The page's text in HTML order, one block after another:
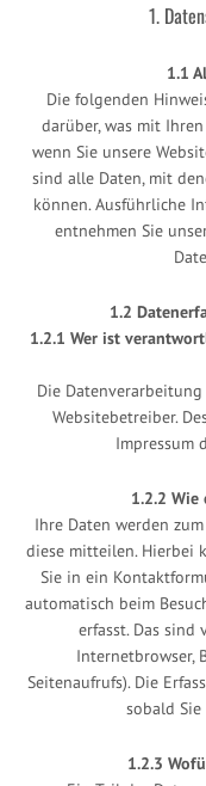
1.
1.1
Die folgenden
darüber, was mit
wenn Sie unsere
sind alle Daten, mit
können. Ausführliche
entnehmen Sie
1.2
1.2.1 Wer ist
Die
Websitebetreiber.
Impressum
1.2.2 Wie
Ihre Daten werden
diese mitteilen. Hierbei
Sie in ein
automatisch beim
erfasst. Das sind
Internetbrowser,
Seitenaufrufs). Die
sobald
1.2.3